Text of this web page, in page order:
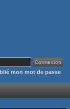
mon mot de passe